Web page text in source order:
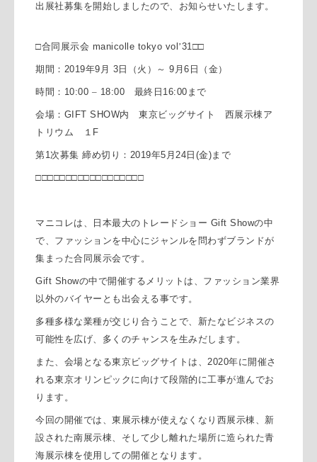
出展社募集を開始しましたので、お知らせいたします。
□合同展示会 manicolle tokyo vol ’31□□
期間： 2019年9 月 3 日（火）～ 9 月 6 日（金）
時間： 10:00 – 18:00 最終日 16:00 まで
会場： GIFT SHOW内 東京ビッグサイト 西展示棟ア
トリウム １ F
第1次募集 締め切り： 2019年5 月 24 日 (金)まで
□□□□□□□□□□□□□□□□□□
マニコレは、日本最大のトレードショー Gift Showの中
で、ファッションを中心にジャンルを問わずブランドが
集まった合同展示会です。
Gift Showの中で開催するメリットは、ファッション業界
以外のバイヤーとも出会える事です。
多種多様な業種が交じり合うことで、新たなビジネスの
可能性を広げ、多くのチャンスを生みだします。
また、会場となる東京ビッグサイトは、 2020年に開催さ
れる東京オリンピックに向けて段階的に工事が進んでお
ります。
今回の開催では、東展示棟が使えなくなり西展示棟、新
設された南展示棟、そして少し離れた場所に造られた青
海展示棟を使用しての開催となります。